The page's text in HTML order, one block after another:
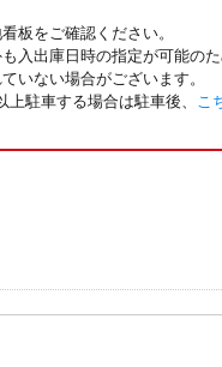
板をご確認ください。
入出庫日時の指定が可能の
いない場合がございます。
駐車する場合は駐車後、
こ